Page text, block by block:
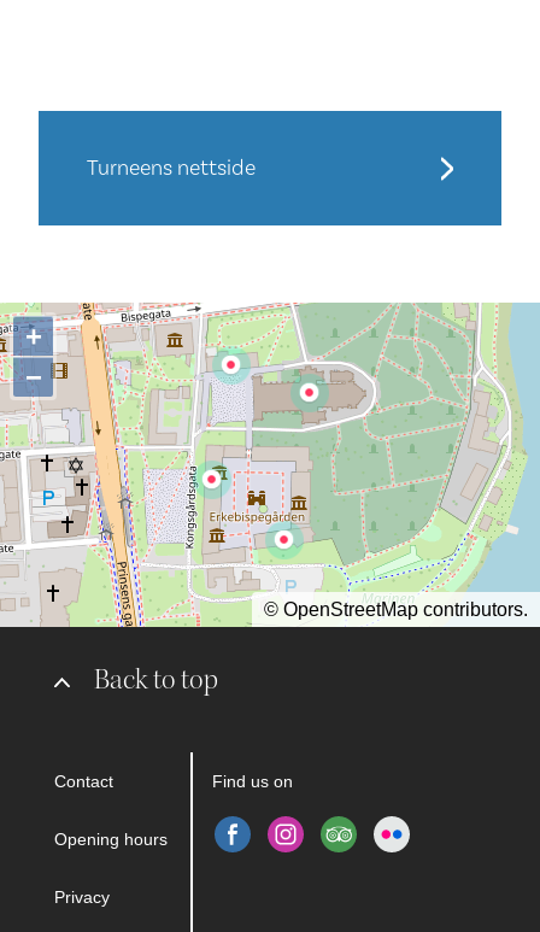
Turneens nettside
Back to top
Contact
Opening hours
Privacy
Find us on
+
−
© OpenStreetMap contributors.